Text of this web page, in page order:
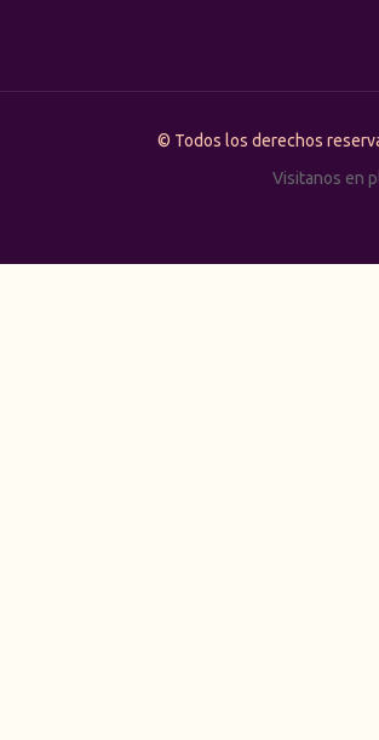
© Todos los derechos
Visitanos en